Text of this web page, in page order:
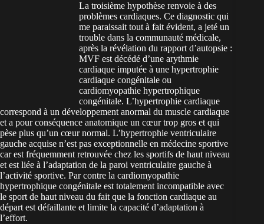
La troisième hypothèse renvoie à des
problèmes cardiaques. Ce diagnostic qui
me paraissait tout à fait évident, a jeté un
trouble dans la communauté médicale,
après la révélation du rapport d’autopsie :
MVF est décédé d’une arythmie
cardiaque imputée à une hypertrophie
cardiaque congénitale ou
cardiomyopathie hypertrophique
congénitale. L’hypertrophie cardiaque
correspond à un développement anormal du muscle cardiaque
et a pour conséquence anatomique un cœur trop gros et qui
pèse plus qu’un cœur normal. L’hypertrophie ventriculaire
gauche acquise n’est pas exceptionnelle en médecine sportive
car est fréquemment retrouvée chez les sportifs de haut niveau
et est liée à l’adaptation de la paroi ventriculaire gauche à
l’activité sportive. Par contre la cardiomyopathie
hypertrophique congénitale est totalement incompatible avec
le sport de haut niveau du fait que la fonction cardiaque au
départ est défaillante et limite la capacité d’adaptation à
l’effort.